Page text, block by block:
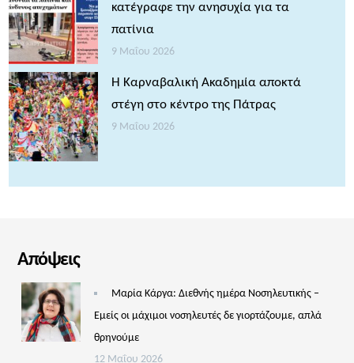
κατέγραφε την ανησυχία για τα
πατίνια
9 Μαΐου 2026
Η Καρναβαλική Ακαδημία αποκτά
στέγη στο κέντρο της Πάτρας
9 Μαΐου 2026
Απόψεις
Μαρία Κάργα: Διεθνής ημέρα Νοσηλευτικής –
Εμείς οι μάχιμοι νοσηλευτές δε γιορτάζουμε, απλά
θρηνούμε
12 Μαΐου 2026